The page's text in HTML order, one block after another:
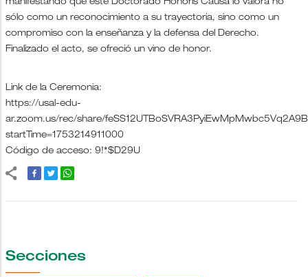
manifestando que este Doctorado Honoris Causa lo valora no
sólo como un reconocimiento a su trayectoria, sino como un
compromiso con la enseñanza y la defensa del Derecho.
Finalizado el acto, se ofreció un vino de honor.
Link de la Ceremonia:
https://usal-edu-
ar.zoom.us/rec/share/
startTime=1753214911000
Código de acceso: 9!*$D29U
Secciones